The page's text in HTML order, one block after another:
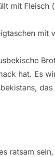
mit Fleisch
mit
hat. Es
ratsam